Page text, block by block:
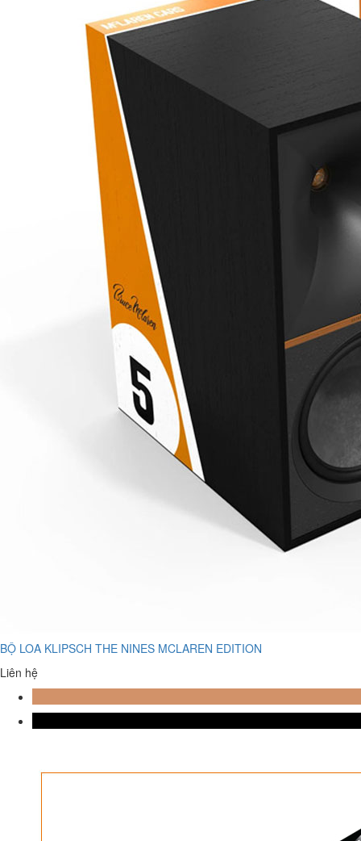
BỘ LOA KLIPSCH THE NINES MCLAREN EDITION
Liên hệ